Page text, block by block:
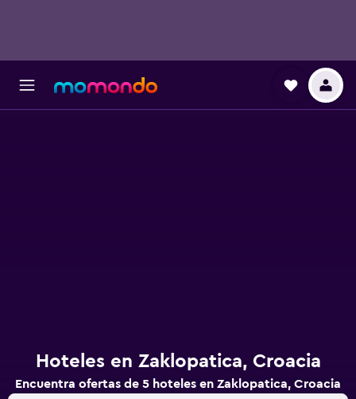
Hoteles en Zaklopatica, Croacia
Encuentra ofertas de 5 hoteles en Zaklopatica, Croacia